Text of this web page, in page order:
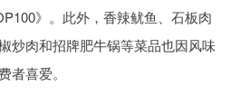
》。此外，香辣鱿鱼、石板肉
炒肉和招牌肥牛锅等菜品也因风味
者喜爱。